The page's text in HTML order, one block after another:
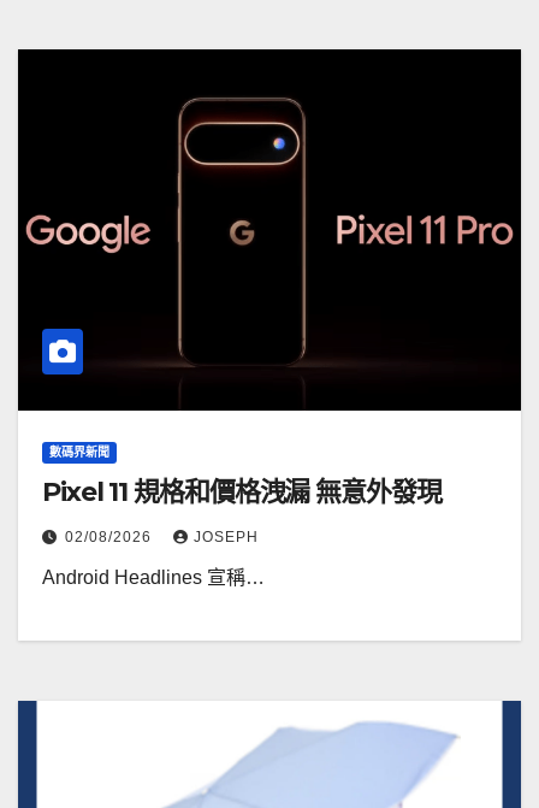
數碼界新聞
Pixel 11 規格和價格洩漏 無意外發現
02/08/2026 JOSEPH
Android Headlines 宣稱…